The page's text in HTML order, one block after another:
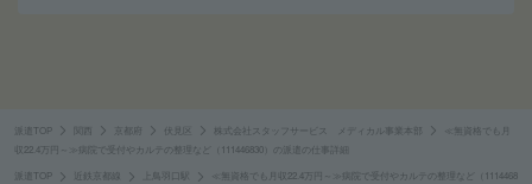
派遣TOP 関西 京都府 伏見区 株式会社スタッフサービス メディカル事業本部
≪無資格でも月
収22.4万円～≫病院で受付やカルテの整理など（111446830）の派遣の仕事詳細
派遣TOP 近鉄京都線 上鳥羽口駅
≪無資格でも月収22.4万円～≫病院で受付やカルテの整理など（1114468